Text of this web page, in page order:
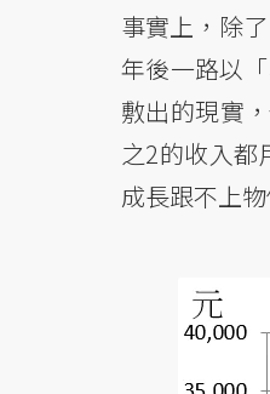
事實上，除
年後一路以
敷出的現實
之2的收入都
成長跟不上物